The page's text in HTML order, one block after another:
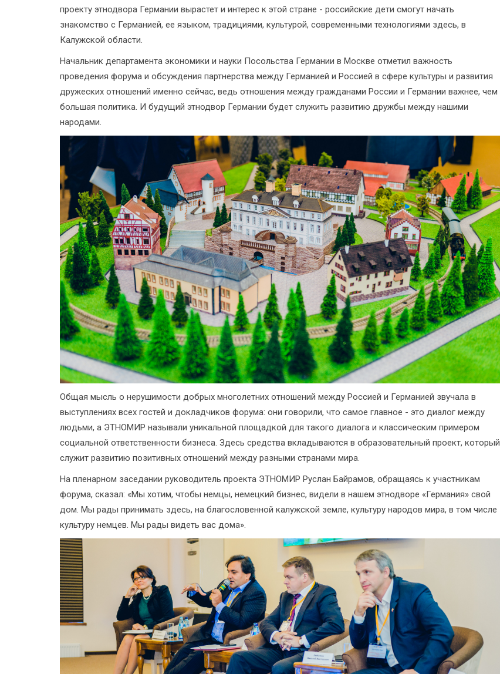
проекту этнодвора Германии вырастет и интерес к этой стране - российские дети смогут начать
знакомство с Германией, ее языком, традициями, культурой, современными технологиями здесь, в
Калужской области.
Начальник департамента экономики и науки Посольства Германии в Москве отметил важность
проведения форума и обсуждения партнерства между Германией и Россией в сфере культуры и развития
дружеских отношений именно сейчас, ведь отношения между гражданами России и Германии важнее, чем
большая политика. И будущий этнодвор Германии будет служить развитию дружбы между нашими
народами.
Общая мысль о нерушимости добрых многолетних отношений между Россией и Германией звучала в
выступлениях всех гостей и докладчиков форума: они говорили, что самое главное - это диалог между
людьми, а ЭТНОМИР называли уникальной площадкой для такого диалога и классическим примером
социальной ответственности бизнеса. Здесь средства вкладываются в образовательный проект, который
служит развитию позитивных отношений между разными странами мира.
На пленарном заседании руководитель проекта ЭТНОМИР Руслан Байрамов, обращаясь к участникам
форума, сказал: «Мы хотим, чтобы немцы, немецкий бизнес, видели в нашем этнодворе «Германия» свой
дом. Мы рады принимать здесь, на благословенной калужской земле, культуру народов мира, в том числе
культуру немцев. Мы рады видеть вас дома».